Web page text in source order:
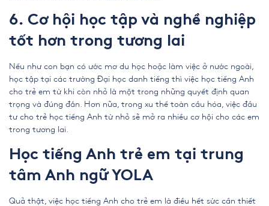
6. Cơ hội học tập và nghề nghiệp
tốt hơn trong tương lai
Nếu như con bạn có ước mơ du học hoặc làm việc ở nước ngoài,
học tập tại các trường Đại học danh tiếng thì việc học tiếng Anh
cho trẻ em từ khi còn nhỏ là một trong những quyết định quan
trọng và đúng đắn. Hơn nữa, trong xu thế toàn cầu hóa, việc đầu
tư cho trẻ học tiếng Anh từ nhỏ sẽ mở ra nhiều cơ hội cho các em
trong tương lai.
Học tiếng Anh trẻ em tại trung
tâm Anh ngữ YOLA
Quả thật, việc học tiếng Anh cho trẻ em là điều hết sức cần thiết